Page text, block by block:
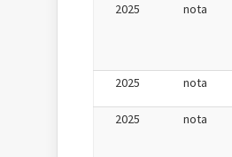
2025 nota
2025 nota
2025 nota